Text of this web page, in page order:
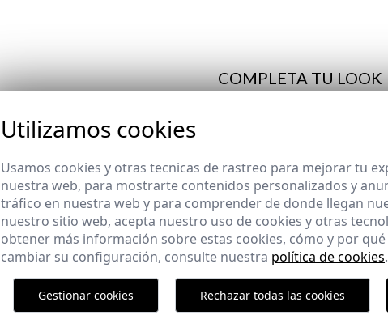
COMPLETA TU LOOK
Utilizamos cookies
Usamos cookies y otras tecnicas de rastreo para mejorar tu
nuestra web, para mostrarte contenidos personalizados y
tráfico en nuestra web y para comprender de donde llegan
nuestro sitio web, acepta nuestro uso de cookies y otras
obtener más información sobre estas cookies, cómo y por
cambiar su configuración, consulte nuestra política de cookies.
Gestionar cookies Rechazar todas las cookies